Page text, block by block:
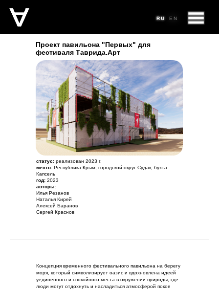
RU
EN
RU
RU EN
статус: реализован 2023 г.
место: Республика Крым, городской округ Судак, бухта
Капсель
год: 2023
авторы:
Илья Резанов
Наталья Кирей
Алексей Баранов
Сергей Краснов
Проект павильона "Первых" для
фестиваля Таврида.Арт
Концепция временного фестивального павильона на берегу
моря, который символизирует оазис и вдохновлена идеей
уединенного и спокойного места в окружении природы, где
люди могут отдохнуть и насладиться атмосферой покоя